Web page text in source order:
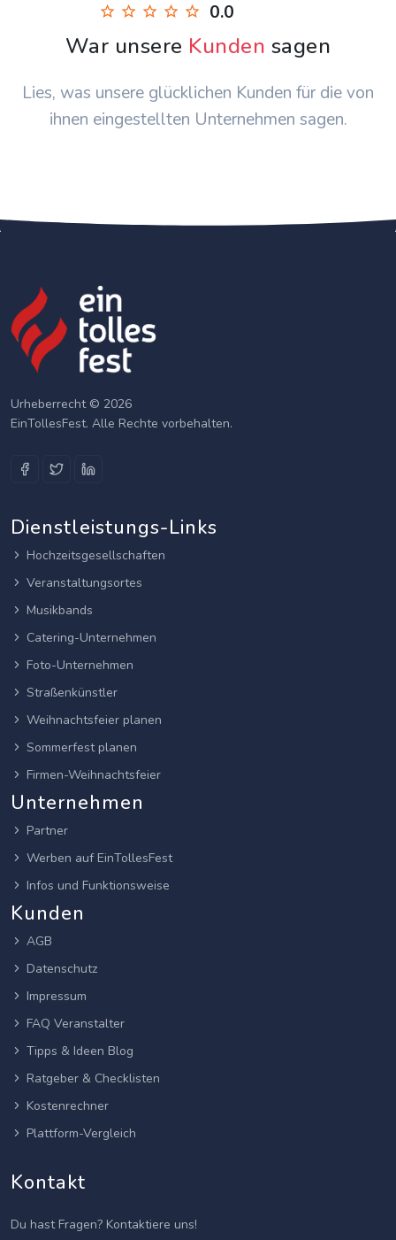
0.0
War unsere Kunden sagen
Lies, was unsere glücklichen Kunden für die von
ihnen eingestellten Unternehmen sagen.
Urheberrecht © 2026
EinTollesFest. Alle Rechte vorbehalten.
Dienstleistungs-Links
Hochzeitsgesellschaften
Veranstaltungsortes
Musikbands
Catering-Unternehmen
Foto-Unternehmen
Straßenkünstler
Weihnachtsfeier planen
Sommerfest planen
Firmen-Weihnachtsfeier
Unternehmen
Partner
Werben auf EinTollesFest
Infos und Funktionsweise
Kunden
AGB
Datenschutz
Impressum
FAQ Veranstalter
Tipps & Ideen Blog
Ratgeber & Checklisten
Kostenrechner
Plattform-Vergleich
Kontakt
Du hast Fragen? Kontaktiere uns!